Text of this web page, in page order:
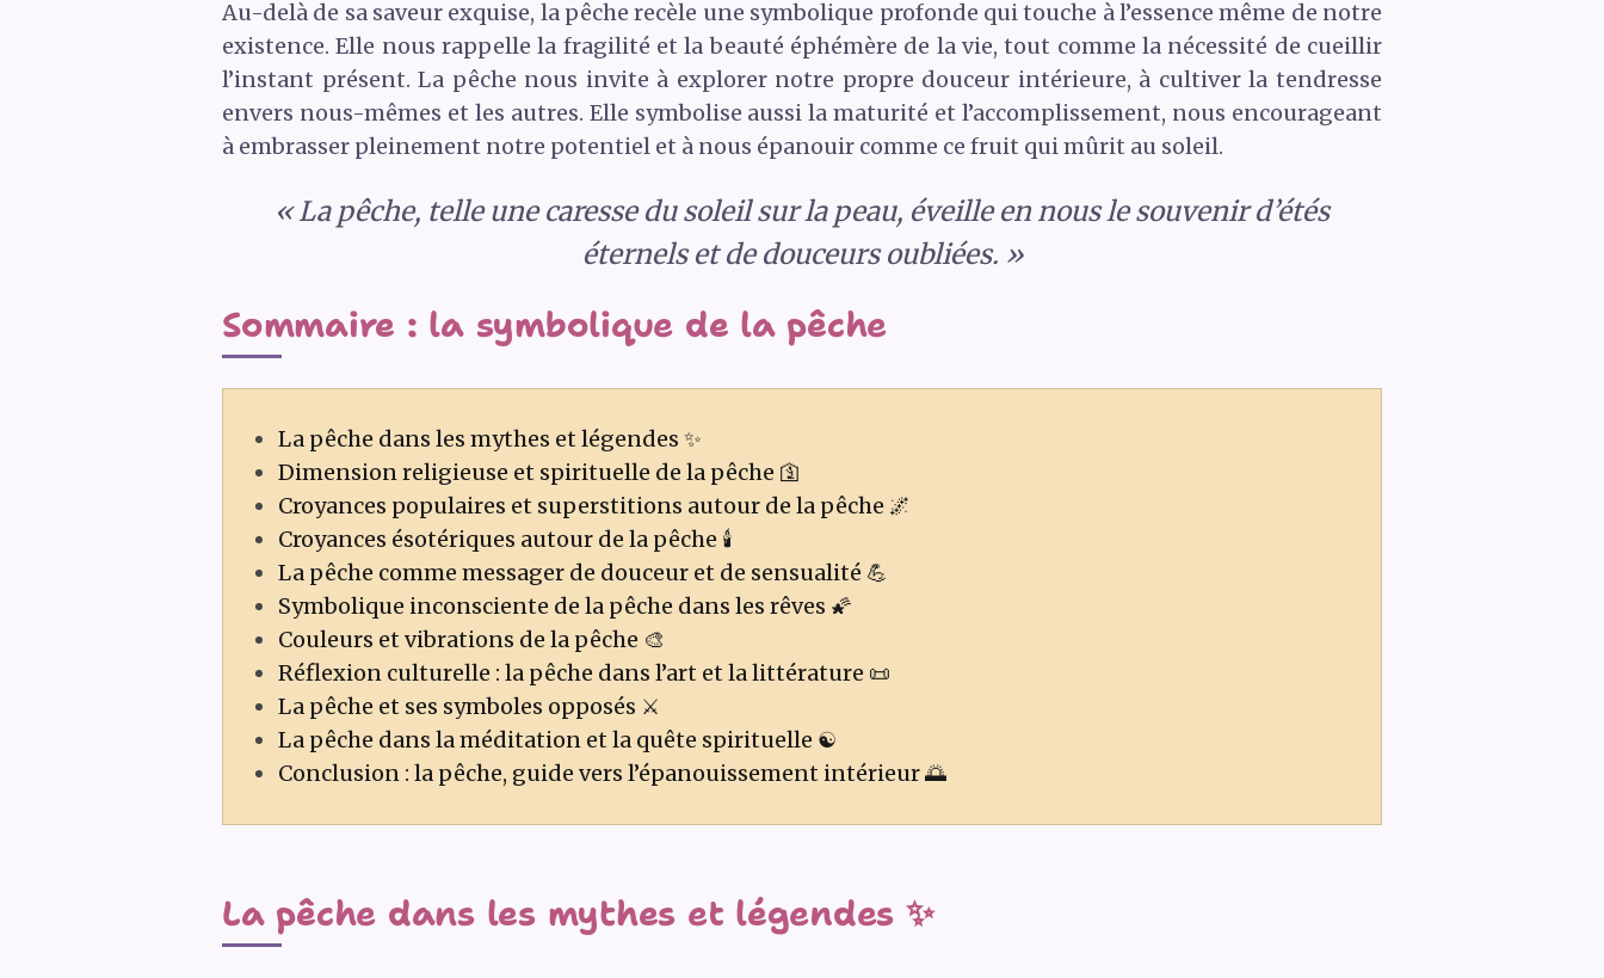
Au-delà de sa saveur exquise, la pêche recèle une symbolique profonde qui touche à l’essence même de notre
existence. Elle nous rappelle la fragilité et la beauté éphémère de la vie, tout comme la nécessité de cueillir
l’instant présent. La pêche nous invite à explorer notre propre douceur intérieure, à cultiver la tendresse
envers nous-mêmes et les autres. Elle symbolise aussi la maturité et l’accomplissement, nous encourageant
à embrasser pleinement notre potentiel et à nous épanouir comme ce fruit qui mûrit au soleil.
« La pêche, telle une caresse du soleil sur la peau, éveille en nous le souvenir d’étés
éternels et de douceurs oubliées. »
Sommaire : la symbolique de la pêche
La pêche dans les mythes et légendes ✨
Dimension religieuse et spirituelle de la pêche 🛐
Croyances populaires et superstitions autour de la pêche 🌌
Croyances ésotériques autour de la pêche 🕯️
La pêche comme messager de douceur et de sensualité 💪
Symbolique inconsciente de la pêche dans les rêves 🌠
Couleurs et vibrations de la pêche 🎨
Réflexion culturelle : la pêche dans l’art et la littérature 📜
La pêche et ses symboles opposés ⚔️
La pêche dans la méditation et la quête spirituelle ☯️
Conclusion : la pêche, guide vers l’épanouissement intérieur 🌅
La pêche dans les mythes et légendes ✨